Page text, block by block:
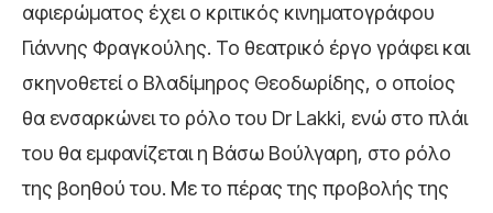
αφιερώματος έχει ο κριτικός κινηματογράφου
Γιάννης Φραγκούλης. Το θεατρικό έργο γράφει και
σκηνοθετεί ο Βλαδίμηρος Θεοδωρίδης, ο οποίος
θα ενσαρκώνει το ρόλο του Dr Lakki, ενώ στο πλάι
του θα εμφανίζεται η Βάσω Βούλγαρη, στο ρόλο
της βοηθού του. Με το πέρας της προβολής της